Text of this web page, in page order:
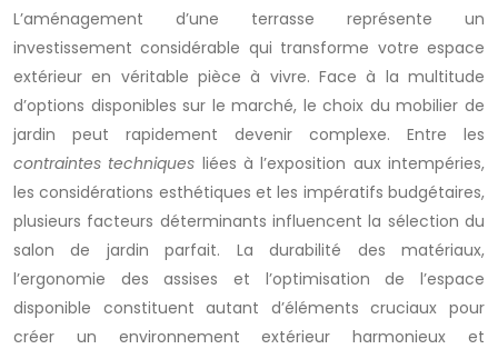
L’aménagement d’une terrasse représente un
investissement considérable qui transforme votre espace
extérieur en véritable pièce à vivre. Face à la multitude
d’options disponibles sur le marché, le choix du mobilier de
jardin peut rapidement devenir complexe. Entre les
contraintes techniques liées à l’exposition aux intempéries,
les considérations esthétiques et les impératifs budgétaires,
plusieurs facteurs déterminants influencent la sélection du
salon de jardin parfait. La durabilité des matériaux,
l’ergonomie des assises et l’optimisation de l’espace
disponible constituent autant d’éléments cruciaux pour
créer un environnement extérieur harmonieux et